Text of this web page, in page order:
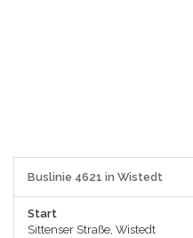
Buslinie 4621 in Wistedt
Start
Sittenser Straße, Wistedt